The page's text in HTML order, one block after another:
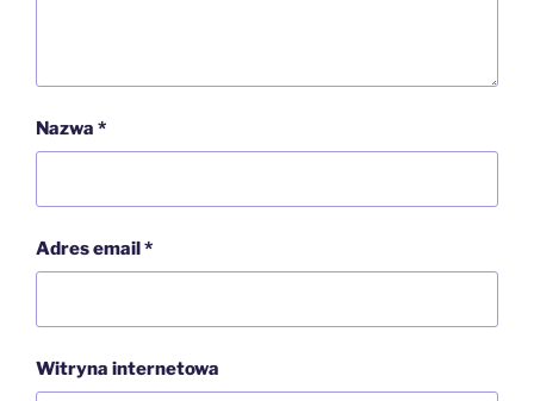
Nazwa *
Adres email*
Witryna internetowa